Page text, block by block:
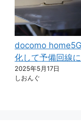
docomo
化して予備回線に
2025年5月17日
しおんぐ